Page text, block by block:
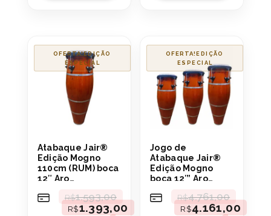
OFERTA!
Atabaque Jair®
Edição Mogno
110cm (RUM) boca
12″ Aro
R$1.593,00
R$1.393,00
OFERTA!
Jogo de
Atabaque Jair®
Edição Mogno
boca 12′” Aro
R$4.761,00
R$4.161,00